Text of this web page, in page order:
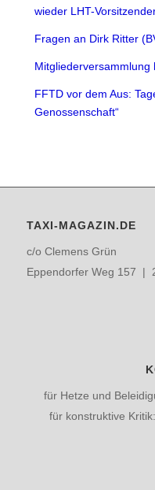
wieder LHT-
Fragen an Dirk Ritter
Mitgliederversammlung
FFTD vor dem Aus:
Genossenschaft“
TAXI-MAGAZIN.DE
c/o Clemens Grün
Eppendorfer Weg 157 |
für Hetze und
für konstruktive